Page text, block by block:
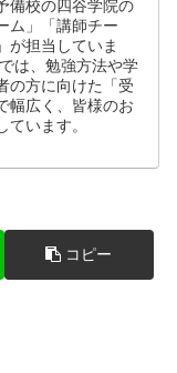
備校の四谷学院の
ム」「講師チー
が担当していま
は、勉強方法や学
の方に向けた「受
幅広く、皆様のお
います。
コピー